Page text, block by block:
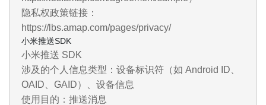
隐私权政策链接：
https://lbs.amap.com/pages/privacy/
小米推送SDK
小米推送 SDK
涉及的个人信息类型：设备标识符（如 Android ID、
OAID、GAID）、设备信息
使用目的：推送消息